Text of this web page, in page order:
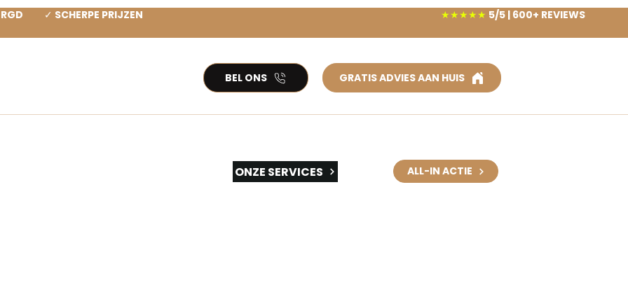
✓ SCHERPE PRIJZEN ★★★★★ 5/5 | 600+ REVIEWS
BEL ONS GRATIS ADVIES AAN HUIS
ONZE SERVICES ALL-IN ACTIE